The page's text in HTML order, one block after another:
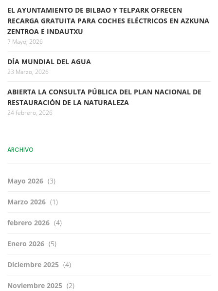
EL AYUNTAMIENTO DE BILBAO Y TELPARK OFRECEN
RECARGA GRATUITA PARA COCHES ELÉCTRICOS EN AZKUNA
ZENTROA E INDAUTXU
7 Mayo, 2026
DÍA MUNDIAL DEL AGUA
23 Marzo, 2026
ABIERTA LA CONSULTA PÚBLICA DEL PLAN NACIONAL DE
RESTAURACIÓN DE LA NATURALEZA
24 febrero, 2026
ARCHIVO
Mayo 2026 (3)
Marzo 2026 (1)
febrero 2026 (4)
Enero 2026 (5)
Diciembre 2025 (4)
Noviembre 2025 (2)